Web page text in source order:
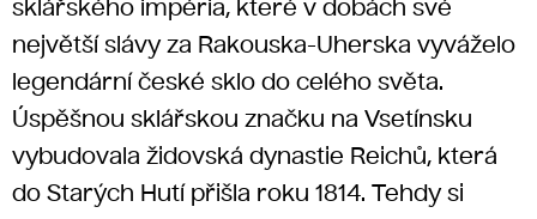
sklářského impéria, které v dobách své
největší slávy za Rakouska-Uherska vyváželo
legendární české sklo do celého světa.
Úspěšnou sklářskou značku na Vsetínsku
vybudovala židovská dynastie Reichů, která
do Starých Hutí přišla roku 1814. Tehdy si